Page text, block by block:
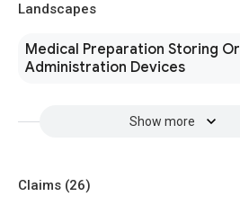
Landscapes
Medical Preparation Storing
Administration Devices
Show more
Claims (26)